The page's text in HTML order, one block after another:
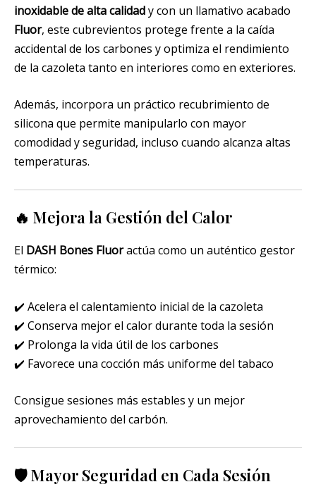
inoxidable de alta calidady con un llamativo acabado
Fluor, este cubrevientos protege frente a la caída
accidental de los carbones y optimiza el rendimiento
de la cazoleta tanto en interiores como en exteriores.
Además, incorpora un práctico recubrimiento de
silicona que permite manipularlo con mayor
comodidad y seguridad, incluso cuando alcanza altas
temperaturas.
🔥 Mejora la Gestión del Calor
El DASH Bones Fluoractúa como un auténtico gestor
térmico:
✔️ Acelera el calentamiento inicial de la cazoleta
✔️ Conserva mejor el calor durante toda la sesión
✔️ Prolonga la vida útil de los carbones
✔️ Favorece una cocción más uniforme del tabaco
Consigue sesiones más estables y un mejor
aprovechamiento del carbón.
🛡️ Mayor Seguridad en Cada Sesión